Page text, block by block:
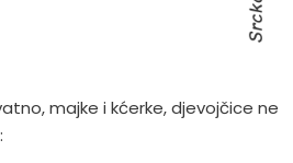
majke i kćerke, djevojčice ne